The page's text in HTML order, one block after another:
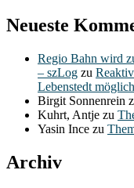
Neueste
Regio Bahn wird
– szLog zu
Lebenstedt möglich
Birgit Sonnenrein
Kuhrt, Antje zu
Yasin Ince zu
Archiv